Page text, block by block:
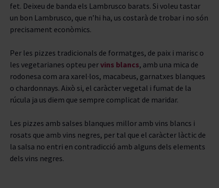
fet. Deixeu de banda els Lambrusco barats. Si voleu tastar
un bon Lambrusco, que n’hi ha, us costarà de trobar i no són
precisament econòmics.
Per les pizzes tradicionals de formatges, de paix i marisc o
les vegetarianes opteu pervins blancs, amb una mica de
rodonesa com ara xarel·los, macabeus, garnatxes blanques
o chardonnays. Això si, el caràcter vegetal i fumat de la
rúcula ja us diem que sempre complicat de maridar.
Les pizzes amb salses blanques millor amb vins blancs i
rosats que amb vins negres, per tal que el caràcter làctic de
la salsa no entri en contradicció amb alguns dels elements
dels vins negres.